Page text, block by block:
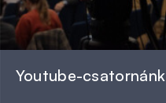
Youtube-csatornánk